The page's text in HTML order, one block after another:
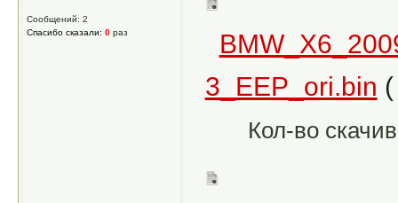
Сообщений: 2
Спасибо сказали: 0раз
3_EEP_ori.bin
Кол-во